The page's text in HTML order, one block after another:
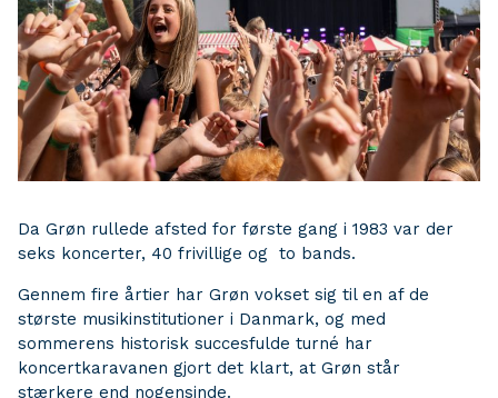
Da Grøn rullede afsted for første gang i 1983 var der
seks koncerter, 40 frivillige og to bands.
Gennem fire årtier har Grøn vokset sig til en af de
største musikinstitutioner i Danmark, og med
sommerens historisk succesfulde turné har
koncertkaravanen gjort det klart, at Grøn står
stærkere end nogensinde.